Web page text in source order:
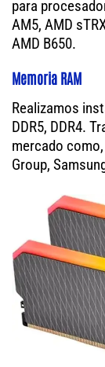
para
AM5, AMD
AMD B650.
Memoria RAM
Realizamos
DDR5, DDR4.
mercado como,
Group,